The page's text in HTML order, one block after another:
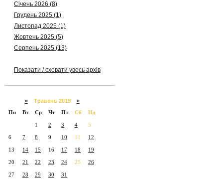
Січень 2026 (8)
Грудень 2025 (1)
Листопад 2025 (1)
Жовтень 2025 (5)
Серпень 2025 (13)
Показати / сховати увесь архів
«Травень 2019 »
Пн
Вт Ср Чт Пт Сб Нд
1 2 3 4 5
6 7 8 9 10 11 12
13 14 15 16 17 18 19
20 21 22 23 24 25 26
27 28 29 30 31